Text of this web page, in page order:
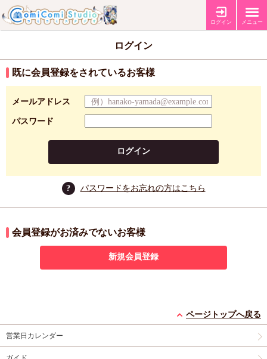
ログイン メニュー
ログイン
既に会員登録をされているお客様
メールアドレス
パスワード
ログイン
? パスワードをお忘れの方はこちら
会員登録がお済みでないお客様
新規会員登録
ページトップへ戻る
営業日カレンダー